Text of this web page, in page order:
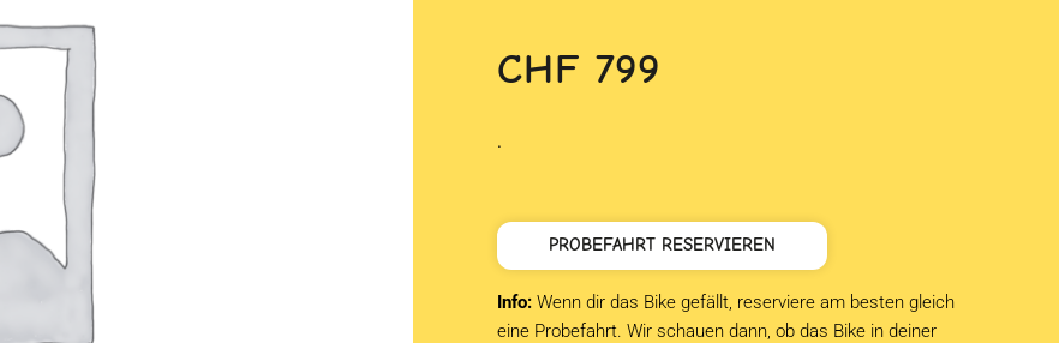
CHF 799
.
PROBEFAHRT RESERVIEREN
Info: Wenn dir das Bike gefällt, reserviere am besten gleich
eine Probefahrt. Wir schauen dann, ob das Bike in deiner